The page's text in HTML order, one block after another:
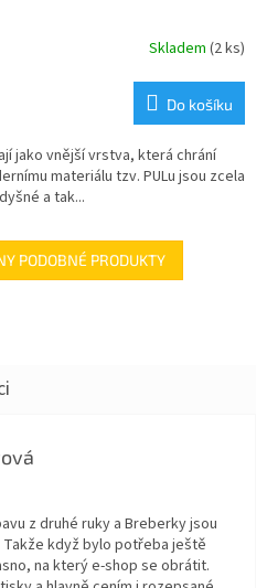
Skladem (2 ks)
Do košíku
jako vnější vrstva, která chrání
materiálu tzv. PULu jsou zcela
a tak...
PODOBNÉ PRODUKTY
je 5 z 5 hvězdiček.
z druhé ruky a Breberky jsou
když bylo potřeba ještě
na který e-shop se obrátit.